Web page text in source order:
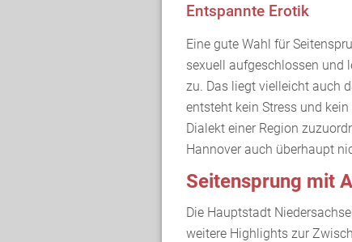
Entspannte Erotik
Eine gute Wahl für
sexuell aufgeschlossen und
zu. Das liegt vielleicht auch
entsteht kein Stress und
Dialekt einer Region
Hannover auch überhaupt
Seitensprung mit
Die Hauptstadt
weitere Highlights zur